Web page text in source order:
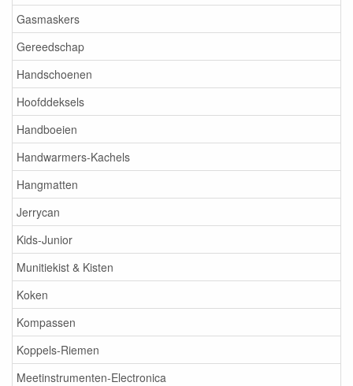
Gasmaskers
Gereedschap
Handschoenen
Hoofddeksels
Handboeien
Handwarmers-Kachels
Hangmatten
Jerrycan
Kids-Junior
Munitiekist & Kisten
Koken
Kompassen
Koppels-Riemen
Meetinstrumenten-Electronica